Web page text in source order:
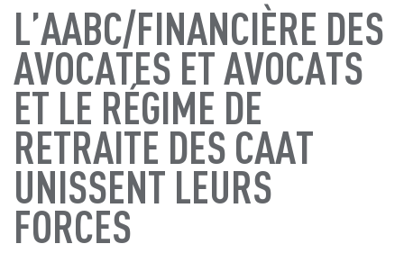
L’AABC/FINANCIÈRE DES
AVOCATES ET AVOCATS
ET LE RÉGIME DE
RETRAITE DES CAAT
UNISSENT LEURS
FORCES